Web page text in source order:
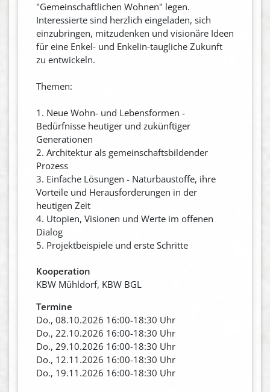
"Gemeinschaftlichen Wohnen" legen.
Interessierte sind herzlich eingeladen, sich
einzubringen, mitzudenken und visionäre Ideen
für eine Enkel- und Enkelin-taugliche Zukunft
zu entwickeln.
Themen:
1. Neue Wohn- und Lebensformen -
Bedürfnisse heutiger und zukünftiger
Generationen
2. Architektur als gemeinschaftsbildender
Prozess
3. Einfache Lösungen - Naturbaustoffe, ihre
Vorteile und Herausforderungen in der
heutigen Zeit
4. Utopien, Visionen und Werte im offenen
Dialog
5. Projektbeispiele und erste Schritte
Kooperation
KBW Mühldorf, KBW BGL
Termine
Do., 08.10.2026 16:00-18:30 Uhr
Do., 22.10.2026 16:00-18:30 Uhr
Do., 29.10.2026 16:00-18:30 Uhr
Do., 12.11.2026 16:00-18:30 Uhr
Do., 19.11.2026 16:00-18:30 Uhr